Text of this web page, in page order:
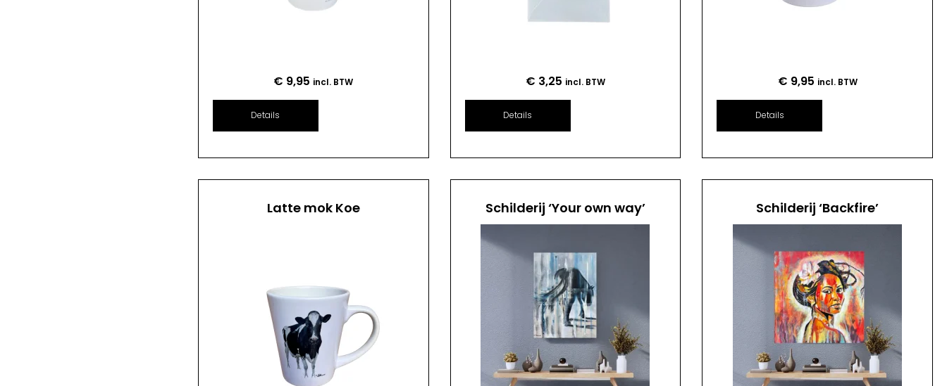
€ 9,95 incl. BTW
Details
€ 3,25 incl. BTW
Details
€ 9,95 incl. BTW
Details
Latte mok Koe Schilderij ‘Your own way’ Schilderij ‘Backfire’